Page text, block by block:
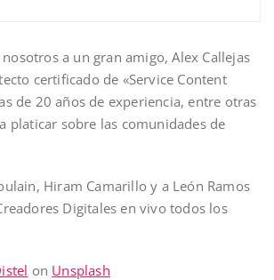
a un gran amigo, Alex Callejas
certificado de «Service Content
de 20 años de experiencia, entre otras
platicar sobre las comunidades de
Hiram Camarillo y a León Ramos
Digitales en vivo todos los
on Unsplash